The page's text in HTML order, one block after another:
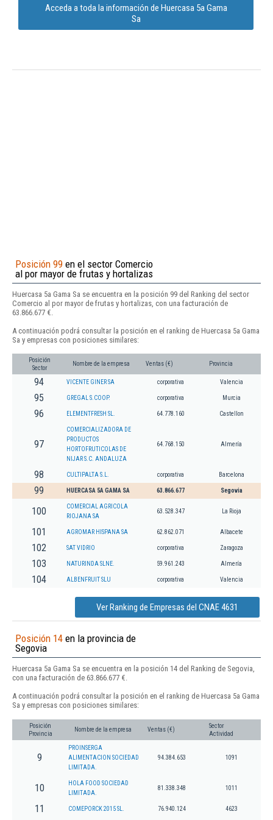
Acceda a toda la información de Huercasa 5a Gama
Sa
Posición 99 en el sector Comercio
al por mayor de frutas y hortalizas
Huercasa 5a Gama Sa se encuentra en la posición 99 del Ranking del sector
Comercio al por mayor de frutas y hortalizas, con una facturación de
63.866.677 €.
A continuación podrá consultar la posición en el ranking de Huercasa 5a Gama
Sa y empresas con posiciones similares:
Posición
Sector
Nombre de la empresa Ventas (€) Provincia
94 VICENTE GINER SA corporativa Valencia
95 GREGAL S.COOP. corporativa Murcia
96 ELEMENTFRESH SL. 64.778.160 Castellon
97
COMERCIALIZADORA DE
PRODUCTOS
HORTOFRUTICOLAS DE
NIJAR S.C. ANDALUZA
64.768.150 Almería
98 CULTIPALTA S.L. corporativa Barcelona
99 HUERCASA 5A GAMA SA 63.866.677 Segovia
100
COMERCIAL AGRICOLA
RIOJANA SA
63.528.347 La Rioja
101 AGROMAR HISPANA SA 62.862.071 Albacete
102 SAT VIDRIO corporativa Zaragoza
103 NATURINDA SLNE. 59.961.243 Almería
104 ALBENFRUIT SLU corporativa Valencia
Ver Ranking de Empresas del CNAE 4631
Posición 14 en la provincia de
Segovia
Huercasa 5a Gama Sa se encuentra en la posición 14 del Ranking de Segovia,
con una facturación de 63.866.677 €.
A continuación podrá consultar la posición en el ranking de Huercasa 5a Gama
Sa y empresas con posiciones similares:
Posición
Provincia
Nombre de la empresa Ventas (€)
Sector
Actividad
9
PROINSERGA
ALIMENTACION SOCIEDAD
LIMITADA.
94.384.653 1091
10
HOLA FOOD SOCIEDAD
LIMITADA.
81.338.348 1011
11 COMEPORCK 2015 SL. 76.940.124 4623